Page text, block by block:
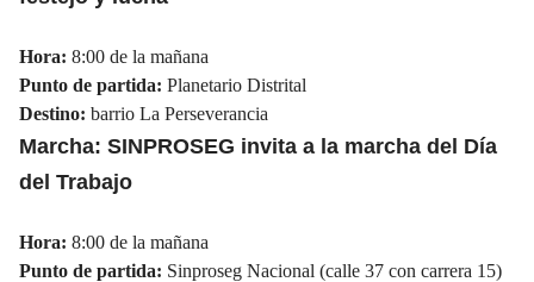
Hora: 8:00 de la mañana
Punto de partida: Planetario Distrital
Destino: barrio La Perseverancia
Marcha: SINPROSEG invita a la marcha del Día
del Trabajo
Hora: 8:00 de la mañana
Punto de partida: Sinproseg Nacional (calle 37 con carrera 15)